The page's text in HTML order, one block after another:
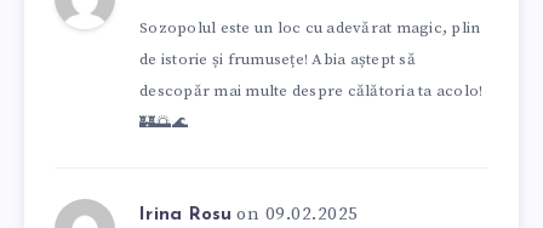
Sozopolul este un loc cu adevărat magic, plin
de istorie și frumusețe! Abia aștept să
descopăr mai multe despre călătoria ta acolo!
🏰🌅🌊
Irina Rosu on 09.02.2025